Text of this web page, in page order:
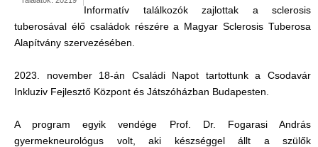
Informatív találkozók zajlottak a sclerosis
tuberosával élő családok részére a Magyar Sclerosis Tuberosa
Alapítvány szervezésében.
2023. november 18-án Családi Napot tartottunk a Csodavár
Inkluziv Fejlesztő Központ és Játszóházban Budapesten.
A program egyik vendége Prof. Dr. Fogarasi András
gyermekneurológus volt, aki készséggel állt a szülők